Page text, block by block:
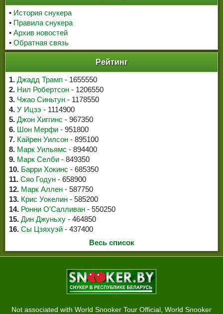
• История снукера
• Правила снукера
• Архив новостей
• Обратная связь
Рейтинг
1. Джадд Трамп - 1655550
2. Нил Робертсон - 1206550
3. Чжао Синьтун - 1178550
4. У Ицзэ - 1114900
5. Джон Хиггинс - 967350
6. Шон Мерфи - 951800
7. Кайрен Уилсон - 895100
8. Марк Уильямс - 894400
9. Марк Селби - 849350
10. Барри Хокинс - 685350
11. Сяо Годун - 658900
12. Марк Аллен - 587750
13. Крис Уокелин - 585200
14. Ронни О'Салливан - 550250
15. Дин Джуньху - 464850
16. Сы Цзяхуэй - 437400
Весь список
Not associated with World Snooker Tour Official, World Snooker